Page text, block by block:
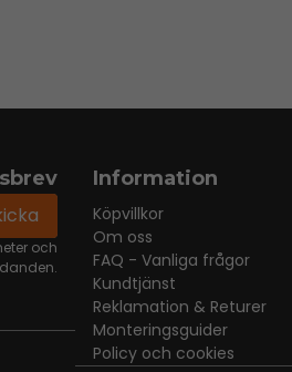
och
Information
Köpvillkor
Om oss
FAQ - Vanliga frågor
Kundtjänst
Reklamation & Returer
Monteringsguider
Policy och cookies